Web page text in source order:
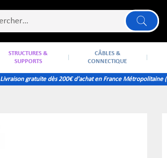
STRUCTURES &
SUPPORTS
CÂBLES &
CONNECTIQUE
Livraison gratuite dès 200€ d'achat en France Métropolitaine